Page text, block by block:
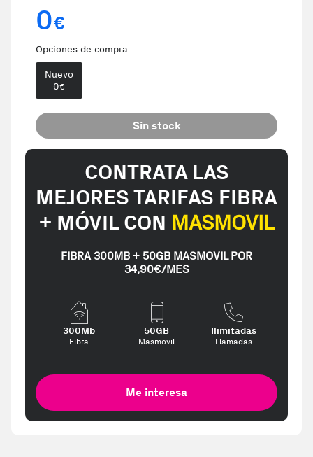
0€
Opciones de compra:
Nuevo
0€
Sin stock
CONTRATA LAS
MEJORES TARIFAS FIBRA
+ MÓVIL CON MASMOVIL
FIBRA 300MB + 50GB MASMOVIL POR
34,90€/MES
300Mb
Fibra
50GB
Masmovil
Ilimitadas
Llamadas
Me interesa